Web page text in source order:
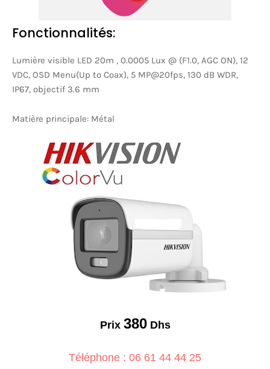
Fonctionnalités:
Lumière visible LED 20m , 0.0005 Lux @ (F1.0, AGC ON), 12
VDC, OSD Menu(Up to Coax), 5 MP@20fps, 130 dB WDR,
IP67, objectif 3.6 mm
Matière principale: Métal
Prix 380Dhs
Téléphone : 06 61 44 44 25